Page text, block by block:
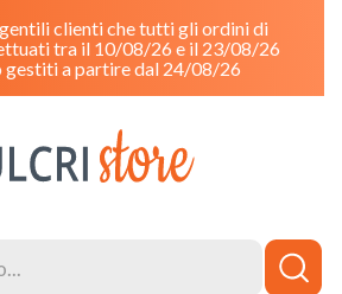
clienti che tutti gli ordini di
tra il 10/08/26 e il 23/08/26
gestiti a partire dal 24/08/26